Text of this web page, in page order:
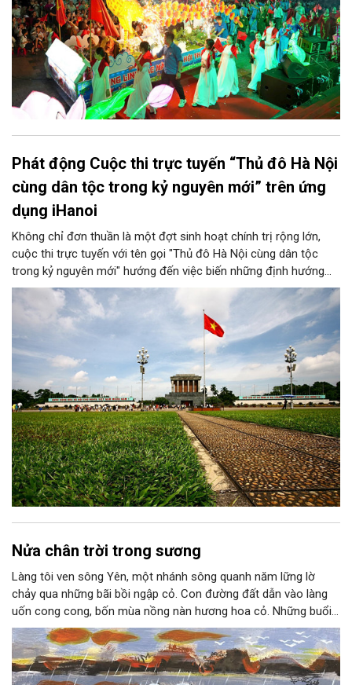
Phát động Cuộc thi trực tuyến “Thủ đô Hà Nội
cùng dân tộc trong kỷ nguyên mới” trên ứng
dụng iHanoi
Không chỉ đơn thuần là một đợt sinh hoạt chính trị rộng lớn,
cuộc thi trực tuyến với tên gọi "Thủ đô Hà Nội cùng dân tộc
trong kỷ nguyên mới" hướng đến việc biến những định hướng
chiến lược trong Nghị quyết số 02-NQ/TW của Bộ Chính trị
thành niềm tin, thành nhận thức chung của mỗi người dân.
Nửa chân trời trong sương
Làng tôi ven sông Yên, một nhánh sông quanh năm lững lờ
chảy qua những bãi bồi ngập cỏ. Con đường đất dẫn vào làng
uốn cong cong, bốn mùa nồng nàn hương hoa cỏ. Những buổi
hoàng hôn, khi nắng đã dịu xuống phía cuối sông, đám hoa tím
lại thẫm màu như có ai vừa rắc lên một lớp khói.